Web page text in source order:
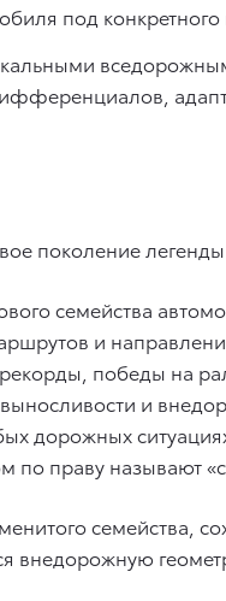
под
поколение
семейства
и
победы
и
дорожных
праву называют
семейства,
внедорожную